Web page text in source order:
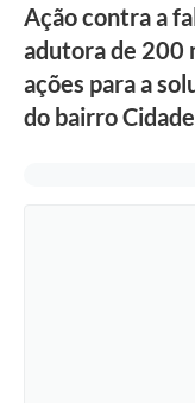
Ação contra a
adutora de 200
ações para a
do bairro